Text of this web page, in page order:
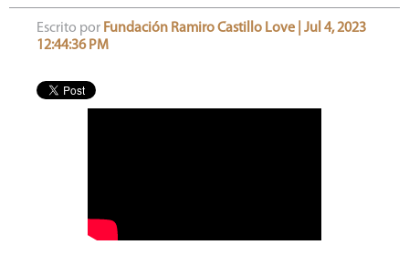
Escrito por Fundación Ramiro Castillo Love | Jul 4, 2023
12:44:36 PM